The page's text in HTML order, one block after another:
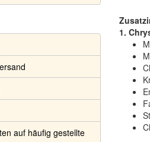
1.
auf häufig gestellte